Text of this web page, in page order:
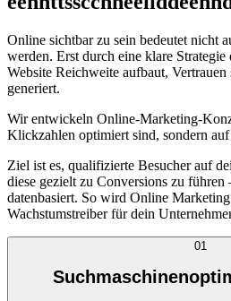
Online sichtbar zu sein bedeutet nicht
werden. Erst durch eine klare Strategie
Website Reichweite aufbaut,
generiert.
Wir entwickeln Online-Marketing-
Klickzahlen optimiert sind, sondern auf
Ziel ist es, qualifizierte Besucher auf
diese gezielt zu Conversions zu führen
datenbasiert. So wird Online
Wachstumstreiber für dein
01